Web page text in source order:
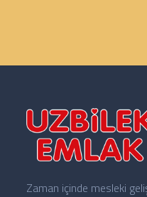
Zaman içinde mesleki